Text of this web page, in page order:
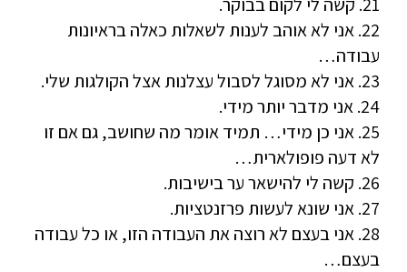
22. אני לא אוהב לענות לשאלות כאלה בראיונות
עבודה…
23. אני לא מסוגל לסבול עצלנות אצל הקולגות שלי.
24. אני מדבר יותר מידי.
25. אני כן מידי… תמיד אומר מה שחושב, גם אם זו
לא דעה פופולארית…
26. קשה לי להישאר ער בישיבות.
27. אני שונא לעשות פרזנטציות.
28. אני בעצם לא רוצה את העבודה הזו, או כל עבודה
בעצם…